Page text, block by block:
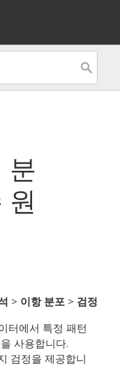
분
> 이항 분포 > 검정
터에서 특정 패턴
사용합니다.
검정을 제공합니